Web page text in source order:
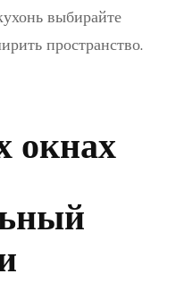
выбирайте
пространство.
окнах